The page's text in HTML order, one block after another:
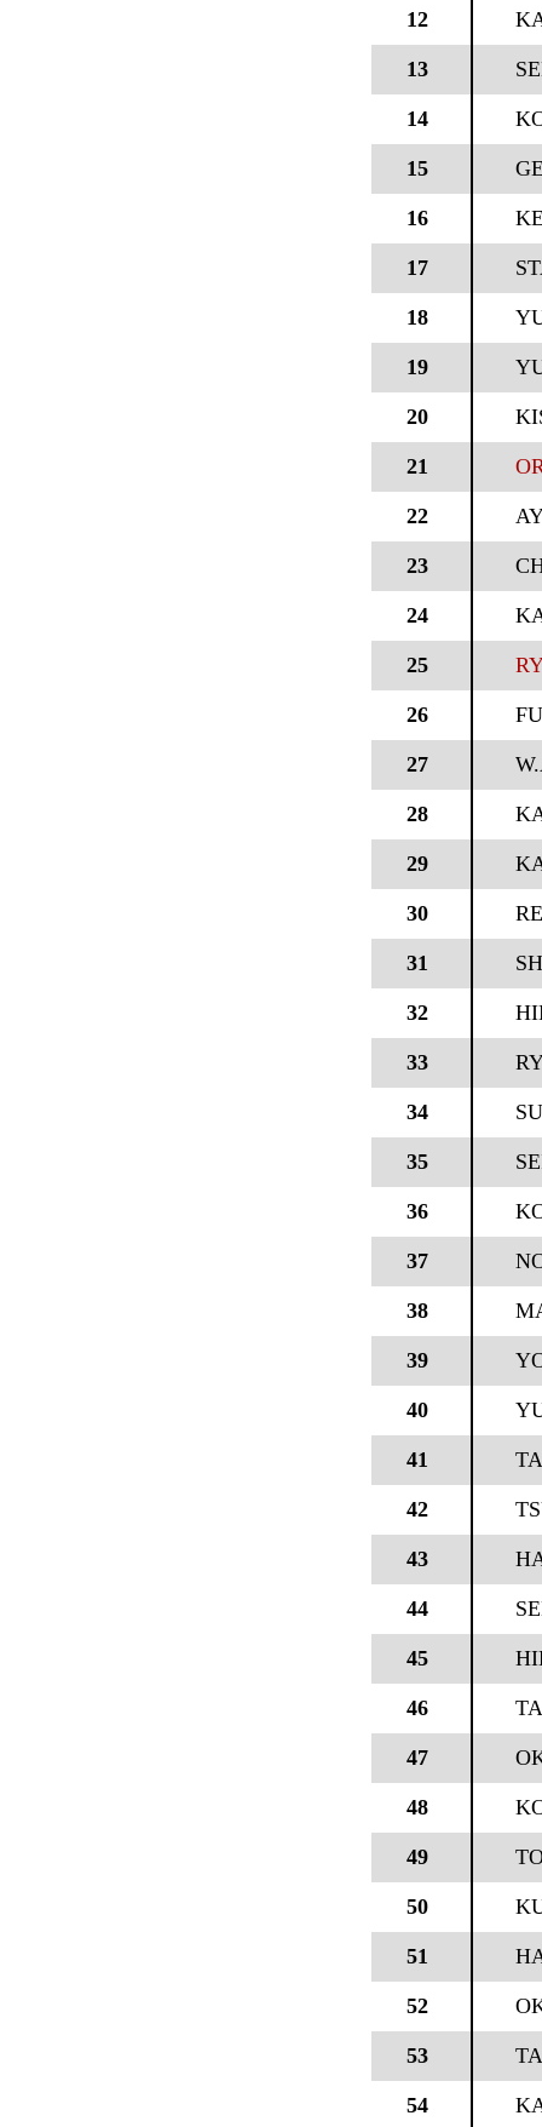
12
13
14
15
16
17
18
19
20
21
22
23
24
25
26
27
28
29
30
31
32
33
34
35
36
37
38
39
40
41
42
43
44
45
46
47
48
49
50
51
52
53
54